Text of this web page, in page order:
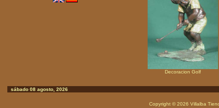
Decoracion Golf
sábado 08 agosto, 2026
Copyright © 2026 Villalba